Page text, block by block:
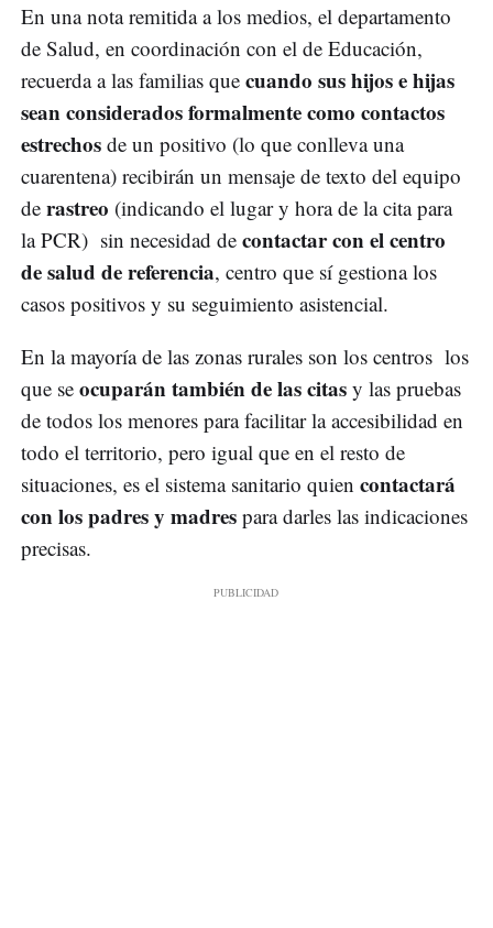
En una nota remitida a los medios, el departamento
de Salud, en coordinación con el de Educación,
recuerda a las familias que cuando sus hijos e hijas
sean considerados formalmente como contactos
estrechos de un positivo (lo que conlleva una
cuarentena) recibirán un mensaje de texto del equipo
de rastreo (indicando el lugar y hora de la cita para
la PCR) sin necesidad de contactar con el centro
de salud de referencia, centro que sí gestiona los
casos positivos y su seguimiento asistencial.
En la mayoría de las zonas rurales son los centros los
que se ocuparán también de las citas y las pruebas
de todos los menores para facilitar la accesibilidad en
todo el territorio, pero igual que en el resto de
situaciones, es el sistema sanitario quien contactará
con los padres y madres para darles las indicaciones
precisas.